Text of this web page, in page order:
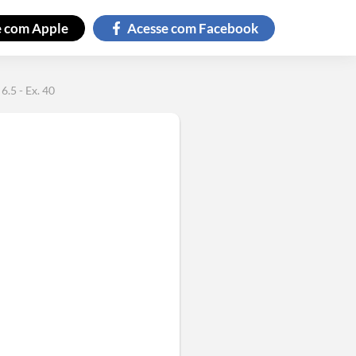
comApple Acesse comFacebook
- Ex. 40